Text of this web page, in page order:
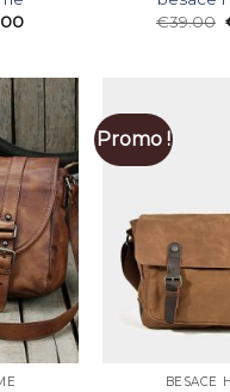
€39.00
Promo !
BESACE